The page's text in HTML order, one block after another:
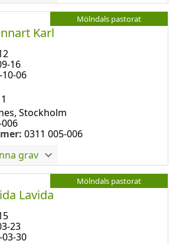
Mölndals pastorat
Karl
16
10-06
Stockholm
0311 005-006
grav
Mölndals pastorat
Lavida
23
03-30